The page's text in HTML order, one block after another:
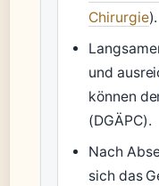
Chirurgie).
und
können
(DGÄPC).
Nach
sich das